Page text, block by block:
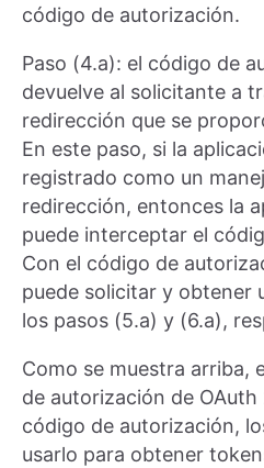
código de autorización.
Paso (4.a): el código de
devuelve al solicitante a
redirección que se
En este paso, si la
registrado como un
redirección, entonces la
puede interceptar el
Con el código de
puede solicitar y obtener
los pasos (5.a) y (6.a),
Como se muestra arriba,
de autorización de
código de autorización,
usarlo para obtener